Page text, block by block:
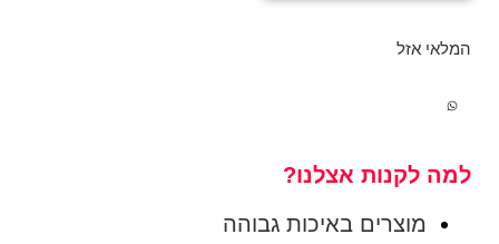
המלאי אזל
למה לקנות אצלנו?
מוצרים באיכות גבוהה